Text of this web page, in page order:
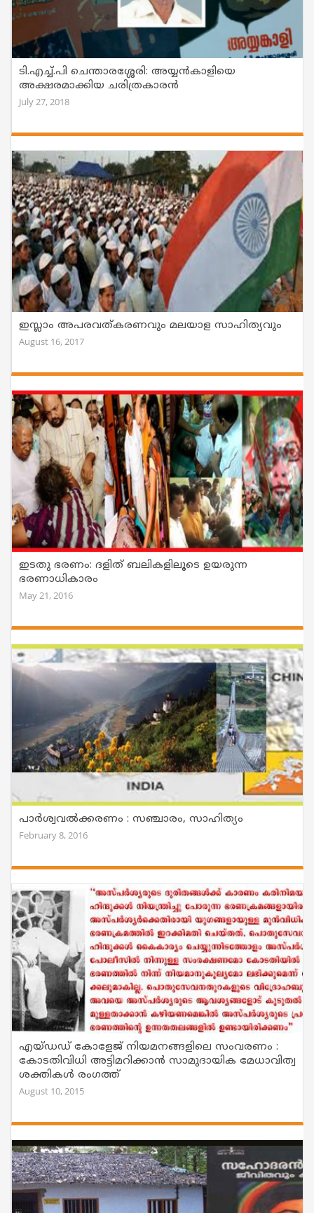
ടി.എച്ച്.പി ചെന്താരശ്ശേരി: അയ്യന്‍കാളിയെ
അക്ഷരമാക്കിയ ചരിത്രകാരന്‍
July 27, 2018
ഇസ്ലാം അപരവത്കരണവും മലയാള സാഹിത്യവും
August 16, 2017
ഇടതു ഭരണം: ദളിത്‌ ബലികളിലൂടെ ഉയരുന്ന
ഭരണാധികാരം
May 21, 2016
പാര്‍ശ്വവല്‍ക്കരണം : സഞ്ചാരം, സാഹിത്യം
February 8, 2016
എയ്ഡഡ് കോളേജ് നിയമനങ്ങളിലെ സംവരണം :
കോടതിവിധി അട്ടിമറിക്കാന്‍ സാമുദായിക മേധാവിത്വ
ശക്തികള്‍ രംഗത്ത്
August 10, 2015